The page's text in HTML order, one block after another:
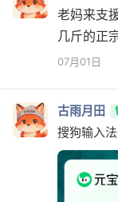
老妈来支
几斤的正
07月01日
古雨月田
搜狗输入法